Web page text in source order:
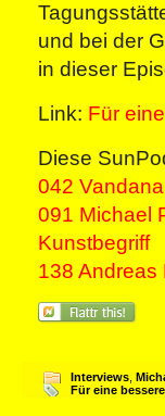
und bei der
in dieser
Link: Für
Diese
042
091 Michael
Kunstbegriff
138 Andreas
Interviews
Für eine